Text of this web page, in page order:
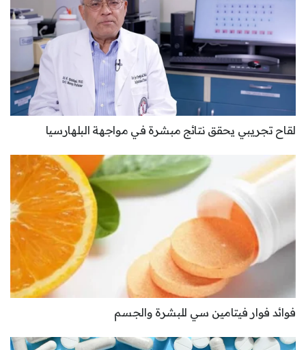
لقاح تجريبي يحقق نتائج مبشرة في مواجهة البلهارسيا
فوائد فوار فيتامين سي للبشرة والجسم